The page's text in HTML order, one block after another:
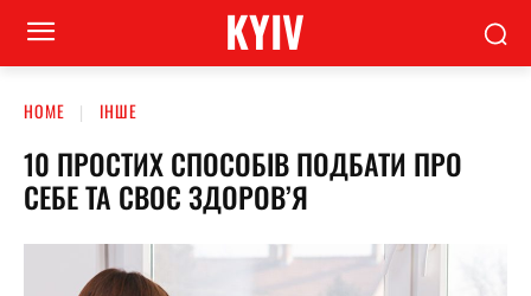
KYIV
HOME ІНШЕ
10 ПРОСТИХ СПОСОБІВ ПОДБАТИ ПРО
СЕБЕ ТА СВОЄ ЗДОРОВ’Я